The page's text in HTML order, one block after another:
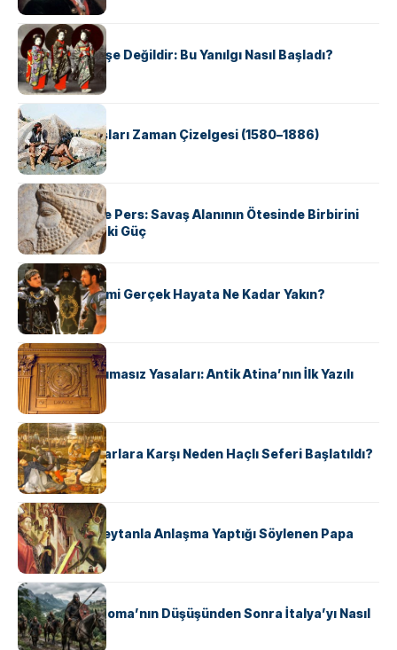
KÜLTÜR
Geyşalar Fahişe Değildir: Bu Yanılgı Nasıl Başladı?
KÜLTÜR
Apache Savaşları Zaman Çizelgesi (1580–1886)
KÜLTÜR
Antik Yunan ve Pers: Savaş Alanının Ötesinde Birbirini
Şekillendiren İki Güç
KÜLTÜR
‘Gladiator’ Filmi Gerçek Hayata Ne Kadar Yakın?
KÜLTÜR
Draco’nun Acımasız Yasaları: Antik Atina’nın İlk Yazılı
Hukuk Kodu
KÜLTÜR
Avrupalı ​​Katharlara Karşı Neden Haçlı Seferi Başlatıldı?
KÜLTÜR
II. Silvester: Şeytanla Anlaşma Yaptığı Söylenen Papa
KÜLTÜR
Ostrogotlar Roma’nın Düşüşünden Sonra İtalya’yı Nasıl
Ele Geçirdi?